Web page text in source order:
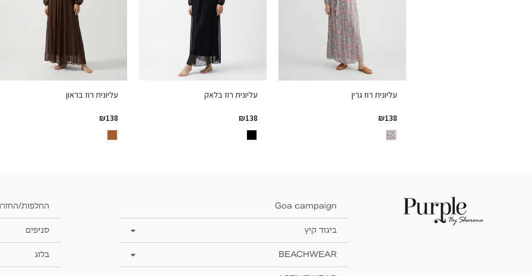
עליונית רוז גרין
₪138
עליונית רוז בלאק
₪138
עליונית רוז בראון
₪138
Goa campaign
ביגוד קיץ
BEACHWEAR
החלפות/
סניפים
בלוג